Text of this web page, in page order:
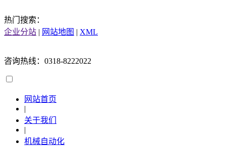
热门搜索：
企业分站 | 网站地图 | XML
咨询热线：0318-8222022
网站首页
|
关于我们
|
机械自动化